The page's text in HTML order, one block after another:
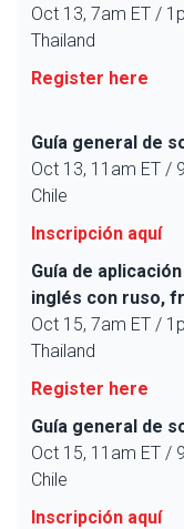
Oct 13, 7am ET /
Thailand
Register here
Guía general de
Oct 13, 11am ET /
Chile
Inscripción aquí
Guía de
inglés con ruso,
Oct 15, 7am ET /
Thailand
Register here
Guía general de
Oct 15, 11am ET /
Chile
Inscripción aquí